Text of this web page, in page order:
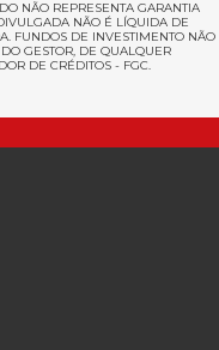
NÃO REPRESENTA GARANTIA
NÃO É LÍQUIDA DE
FUNDOS DE INVESTIMENTO NÃO
GESTOR, DE QUALQUER
DE CRÉDITOS - FGC.